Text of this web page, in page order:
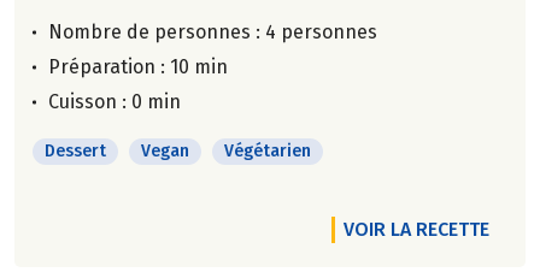
Nombre de personnes : 4 personnes
Préparation : 10 min
Cuisson : 0 min
Dessert Vegan Végétarien
VOIR LA RECETTE